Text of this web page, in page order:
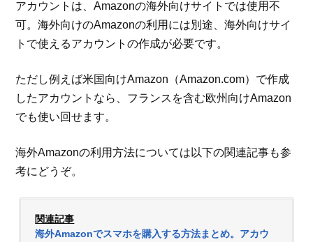
アカウントは、Amazonの海外向けサイトでは使用不
可。海外向けのAmazonの利用には別途、海外向けサイ
トで使えるアカウントの作成が必要です。
ただし例えば米国向けAmazon（Amazon.com）で作成
したアカウントなら、フランスを含む欧州向けAmazon
でも使い回せます。
海外Amazonの利用方法については以下の関連記事も参
考にどうぞ。
関連記事
海外Amazonでスマホを購入する方法まとめ。アカウ